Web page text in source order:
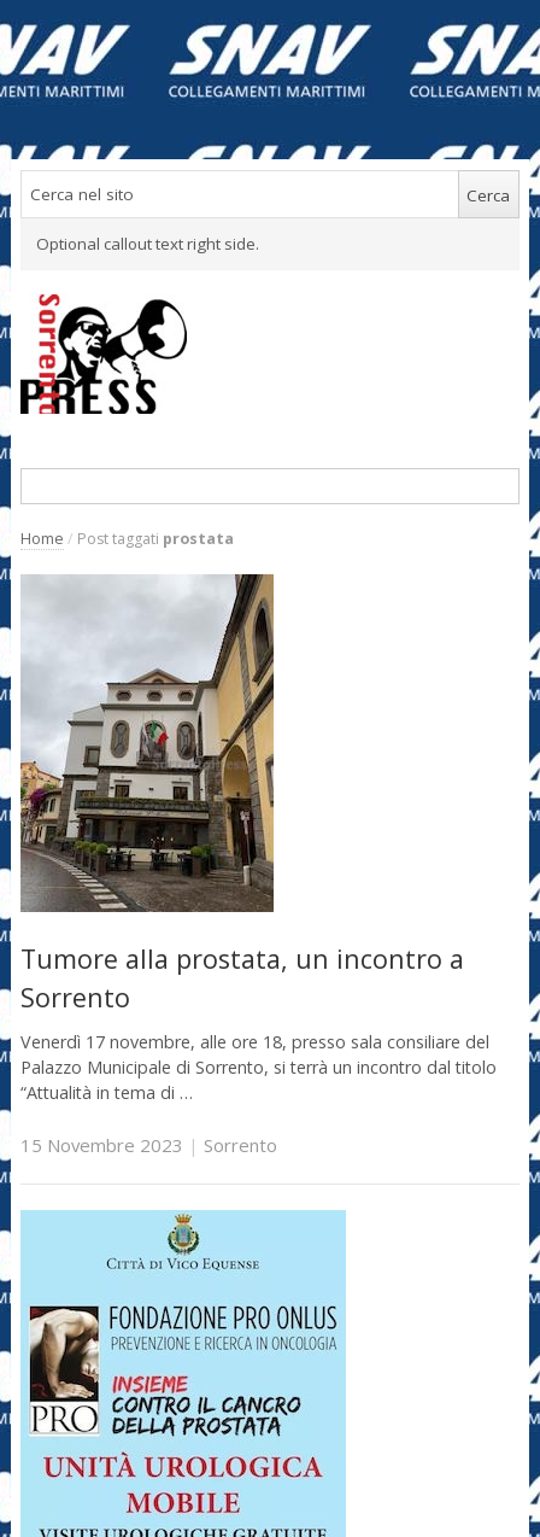
Optional callout text right side.
Home / Post taggati prostata
Tumore alla prostata, un incontro a
Sorrento
Venerdì 17 novembre, alle ore 18, presso sala consiliare del
Palazzo Municipale di Sorrento, si terrà un incontro dal titolo
“Attualità in tema di …
15 Novembre 2023 | Sorrento